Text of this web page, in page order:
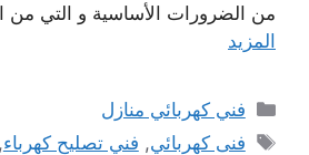
من الضرورات الأساسية و التي
المزيد
التصنيفات
فني كهربائي منازل
الوسوم
فنى كهربائي, فني تصليح كهرباء,